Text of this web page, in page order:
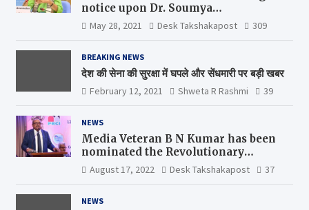
notice upon Dr. Soumya
Swaminathan, the Chief Scientist,
WHO
May 28, 2021 Desk Takshakapost 309
BREAKING NEWS
देश की सेना की सुरक्षा में घपले और सेंधमारी पर बड़ी खबर
February 12, 2021 Shweta R Rashmi 39
NEWS
Media Veteran B N Kumar has been
nominated the Revolutionary
Comrade Shiv Varma Media Award
2022-23
August 17, 2022 Desk Takshakapost 37
NEWS